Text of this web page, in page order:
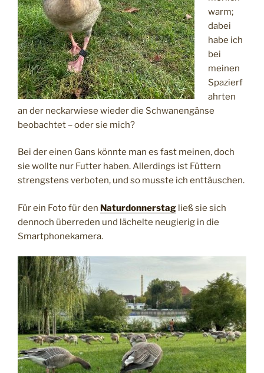
warm;
dabei
habe ich
bei
meinen
Spazierf
ahrten
an der neckarwiese wieder die Schwanengänse
beobachtet – oder sie mich?
Bei der einen Gans könnte man es fast meinen, doch
sie wollte nur Futter haben. Allerdings ist Füttern
strengstens verboten, und so musste ich enttäuschen.
Für ein Foto für den Naturdonnerstag ließ sie sich
dennoch überreden und lächelte neugierig in die
Smartphonekamera.